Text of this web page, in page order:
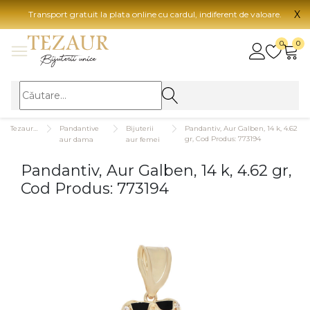
Transport gratuit la plata online cu cardul, indiferent de valoare. X
0 0
BIJUTERII
BIJUTERII FEMEI
Inele
Bratari
Pandantive
aur dama
Bijuterii
aur femei
Pandantiv, Aur Galben, 14 k, 4.62
gr, Cod Produs: 773194
Pandantiv, Aur Galben, 14 k, 4.62 gr,
Cod Produs: 773194